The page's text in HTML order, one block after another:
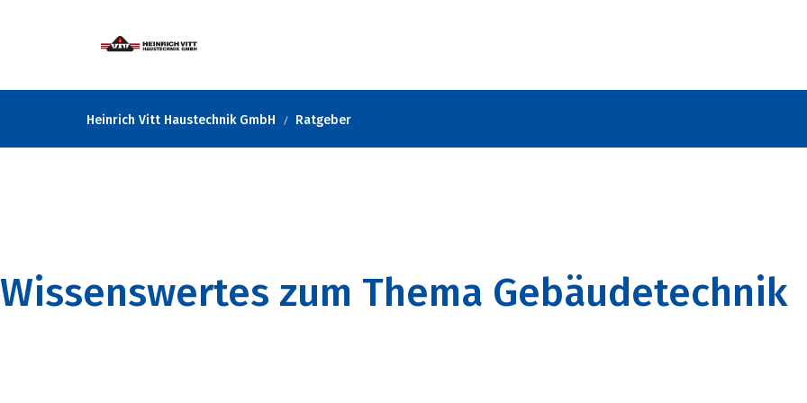
Heinrich Vitt Haustechnik GmbH Ratgeber
Wissenswertes zum Thema Gebäudetechnik